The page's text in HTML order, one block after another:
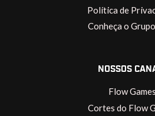
Política de
Conheça o
NOSSOS
Flow Games
Cortes do Flow